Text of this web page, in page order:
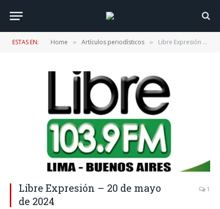
ESTAS EN: Home » Artículos periodísticos » Libre Expresión – 20 de mayo de 2024
Libre Expresión – 20 de mayo
de 2024
1